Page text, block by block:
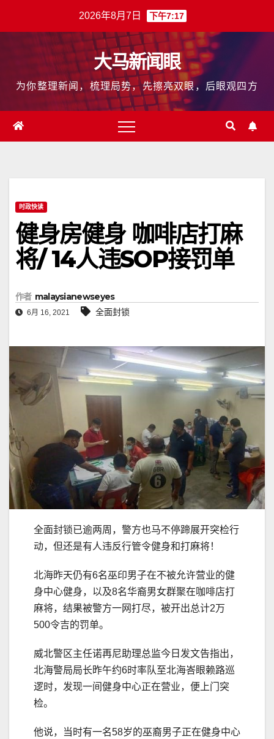
2026年8月7日 下午7:17
大马新闻眼
为你整理新闻，梳理局势，先擦亮双眼，后眼观四方
时政快读
健身房健身 咖啡店打麻
将/ 14人违SOP接罚单
作者 malaysianewseyes
6月 16, 2021 全面封锁
全面封锁已逾两周，警方也马不停蹄展开突检行
动，但还是有人违反行管令健身和打麻将！
北海昨天仍有6名巫印男子在不被允许营业的健
身中心健身，以及8名华裔男女群聚在咖啡店打
麻将，结果被警方一网打尽，被开出总计2万
500令吉的罚单。
威北警区主任诺再尼助理总监今日发文告指出，
北海警局局长昨午约6时率队至北海峇眼赖路巡
逻时，发现一间健身中心正在营业，便上门突
检。
他说，当时有一名58岁的巫裔男子正在健身中心